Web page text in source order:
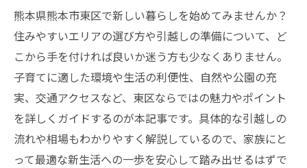
熊本県熊本市東区で新しい暮らしを始めてみませんか？
住みやすいエリアの選び方や引越しの準備について、ど
こから手を付ければ良いか迷う方も少なくありません。
子育てに適した環境や生活の利便性、自然や公園の充
実、交通アクセスなど、東区ならではの魅力やポイント
を詳しくガイドするのが本記事です。具体的な引越しの
流れや相場もわかりやすく解説しているので、家族にと
って最適な新生活への一歩を安心して踏み出せるはずで